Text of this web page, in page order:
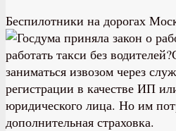
Беспилотники на дорогах
работать такси без
заниматься извозом через
регистрации в качестве ИП
юридического лица. Но им
дополнительная страховка.